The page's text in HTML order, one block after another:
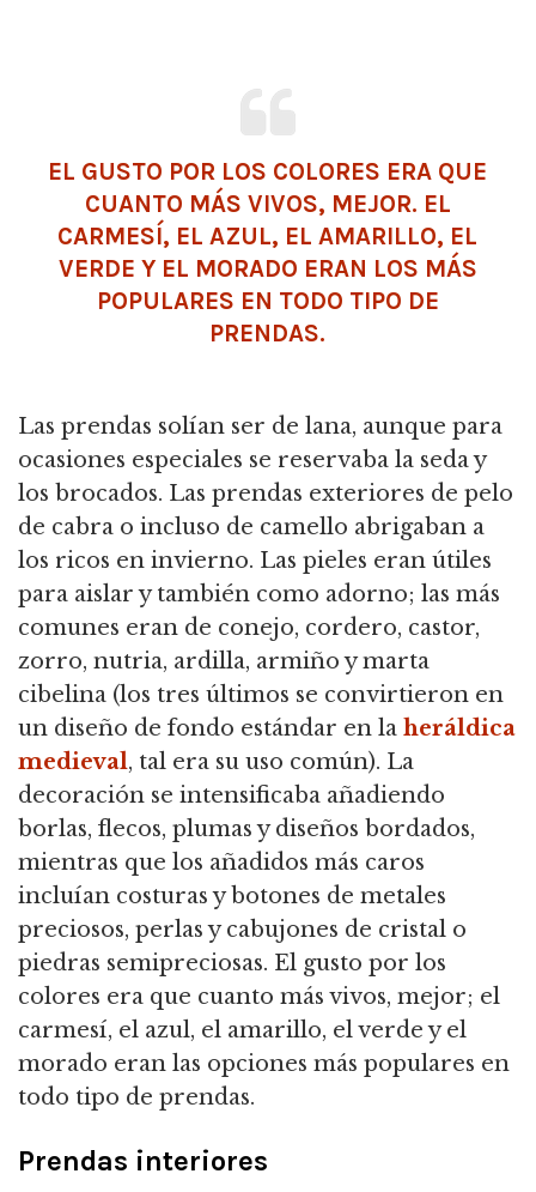
EL GUSTO POR LOS COLORES ERA QUE
CUANTO MÁS VIVOS, MEJOR. EL
CARMESÍ, EL AZUL, EL AMARILLO, EL
VERDE Y EL MORADO ERAN LOS MÁS
POPULARES EN TODO TIPO DE
PRENDAS.
Las prendas solían ser de lana, aunque para
ocasiones especiales se reservaba la seda y
los brocados. Las prendas exteriores de pelo
de cabra o incluso de camello abrigaban a
los ricos en invierno. Las pieles eran útiles
para aislar y también como adorno; las más
comunes eran de conejo, cordero, castor,
zorro, nutria, ardilla, armiño y marta
cibelina (los tres últimos se convirtieron en
un diseño de fondo estándar en la heráldica
medieval, tal era su uso común). La
decoración se intensificaba añadiendo
borlas, flecos, plumas y diseños bordados,
mientras que los añadidos más caros
incluían costuras y botones de metales
preciosos, perlas y cabujones de cristal o
piedras semipreciosas. El gusto por los
colores era que cuanto más vivos, mejor; el
carmesí, el azul, el amarillo, el verde y el
morado eran las opciones más populares en
todo tipo de prendas.
Prendas interiores